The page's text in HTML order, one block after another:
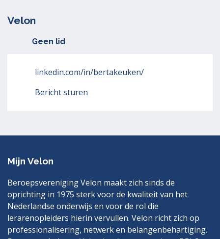
Velon
Geen lid
linkedin.com/in/bertakeuken/
Bericht sturen
Mijn Velon
Beroepsvereniging Velon maakt zich sinds de
oprichting in 1975 sterk voor de kwaliteit van het
Nederlandse onderwijs en voor de rol die
lerarenopleiders hierin vervullen. Velon richt zich op
professionalisering, netwerk en belangenbehartiging.